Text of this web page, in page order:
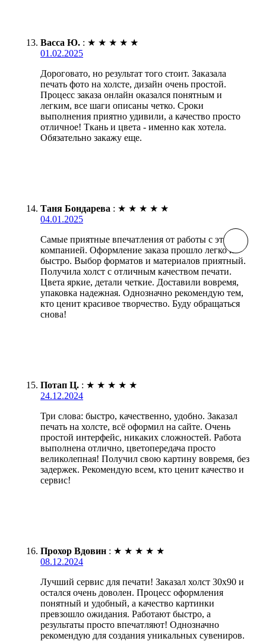
Васса Ю. : ★ ★ ★ ★ ★
01.02.2025
Дороговато, но результат того стоит. Заказала
печать фото на холсте, дизайн очень простой.
Процесс заказа онлайн оказался понятным и
легким, все шаги описаны четко. Сроки
выполнения приятно удивили, а качество просто
отличное! Ткань и цвета - именно как хотела.
Обязательно закажу еще.
Таня Бондарева : ★ ★ ★ ★ ★
04.01.2025
Самые приятные впечатления от работы с этой
компанией. Оформление заказа прошло легко и
быстро. Выбор форматов и материалов приятный.
Получила холст с отличным качеством печати.
Цвета яркие, детали четкие. Доставили вовремя,
упаковка надежная. Однозначно рекомендую тем,
кто ценит красивое творчество. Буду обращаться
снова!
Потап Ц. : ★ ★ ★ ★ ★
24.12.2024
Три слова: быстро, качественно, удобно. Заказал
печать на холсте, всё оформил на сайте. Очень
простой интерфейс, никаких сложностей. Работа
выполнена отлично, цветопередача просто
великолепная! Получил свою картину вовремя, без
задержек. Рекомендую всем, кто ценит качество и
сервис!
Прохор Вдовин : ★ ★ ★ ★ ★
08.12.2024
Лучший сервис для печати! Заказал холст 30х90 и
остался очень доволен. Процесс оформления
понятный и удобный, а качество картинки
превзошло ожидания. Работают быстро, а
результаты просто впечатляют! Однозначно
рекомендую для создания уникальных сувениров.